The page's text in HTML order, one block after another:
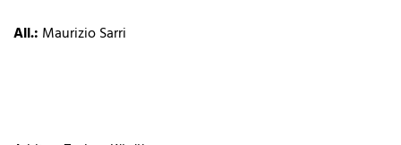
All.: Maurizio Sarri